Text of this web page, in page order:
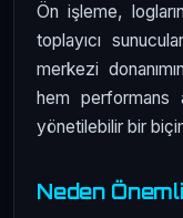
Ön işleme,
toplayıcı
merkezi
hem performans
yönetilebilir bir
Neden